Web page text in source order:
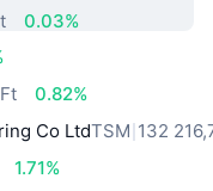
0.03%
0.82%
Co LtdTSM 132
1.71%